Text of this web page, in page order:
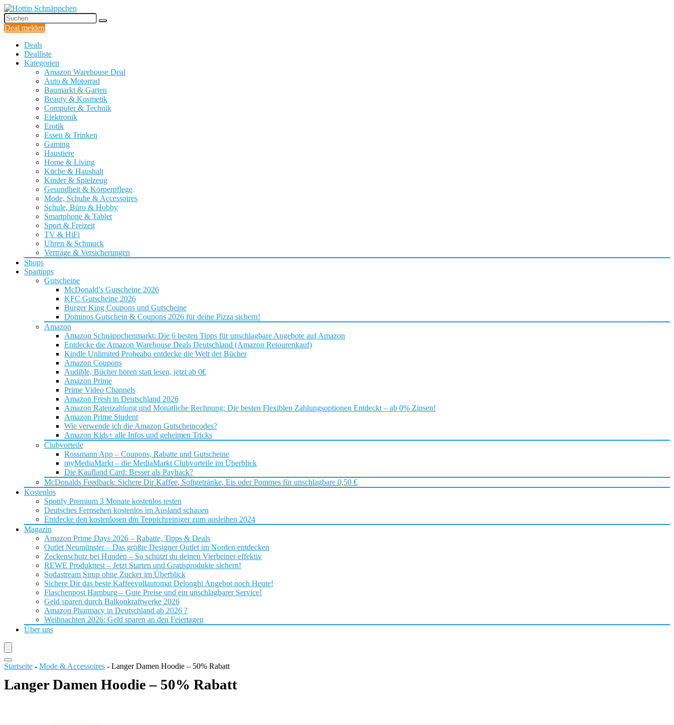
Deal melden
Deals
Dealliste
Kategorien
Amazon Warehouse Deal
Auto & Motorrad
Baumarkt & Garten
Beauty & Kosmetik
Computer & Technik
Elektronik
Erotik
Essen & Trinken
Gaming
Haustiere
Home & Living
Küche & Haushalt
Kinder & Spielzeug
Gesundheit & Körperpflege
Mode, Schuhe & Accessoires
Schule, Büro & Hobby
Smartphone & Tablet
Sport & Freizeit
TV & HiFi
Uhren & Schmuck
Verträge & Versicherungen
Shops
Spartipps
Gutscheine
McDonald’s Gutscheine 2026
KFC Gutscheine 2026
Burger King Coupons und Gutscheine
Dominos Gutschein & Coupons 2026 für deine Pizza sichern!
Amazon
Amazon Schnäppchenmarkt: Die 6 besten Tipps für unschlagbare Angebote auf Amazon
Entdecke die Amazon Warehouse Deals Deutschland (Amazon Retourenkauf)
Kindle Unlimited Probeabo entdecke die Welt der Bücher
Amazon Coupons
Audible, Bücher hören statt lesen, jetzt ab 0€
Amazon Prime
Prime Video Channels
Amazon Fresh in Deutschland 2026
Amazon Ratenzahlung und Monatliche Rechnung: Die besten Flexiblen Zahlungsoptionen Entdeckt – ab 0% Zinsen!
Amazon Prime Student
Wie verwende ich die Amazon Gutscheincodes?
Amazon Kids+ alle Infos und geheimen Tricks
Clubvorteile
Rossmann App – Coupons, Rabatte und Gutscheine
myMediaMarkt – die MediaMarkt Clubvorteile im Überblick
Die Kaufland Card: Besser als Payback?
McDonalds Feedback: Sichere Dir Kaffee, Softgetränke, Eis oder Pommes für unschlagbare 0,50 €
Kostenlos
Spotify Premium 3 Monate kostenlos testen
Deutsches Fernsehen kostenlos im Ausland schauen
Entdecke den kostenlosen dm Teppichreiniger zum ausleihen 2024
Magazin
Amazon Prime Days 2026 – Rabatte, Tipps & Deals
Outlet Neumünster – Das größte Designer Outlet im Norden entdecken
Zeckenschutz bei Hunden – So schützt du deinen Vierbeiner effektiv
REWE Produkttest – Jetzt Starten und Gratisprodukte sichern!
Sodastream Sirup ohne Zucker im Überblick
Sichere Dir das beste Kaffeevollautomat Delonghi Angebot noch Heute!
Flaschenpost Hamburg – Gute Preise und ein unschlagbarer Service!
Geld sparen durch Balkonkraftwerke 2026
Amazon Pharmacy in Deutschland ab 2026 ?
Weihnachten 2026: Geld sparen an den Feiertagen
Über uns
Startseite - Mode & Accessoires - Langer Damen Hoodie – 50% Rabatt
Langer Damen Hoodie – 50% Rabatt